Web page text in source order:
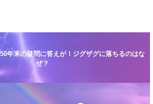
年来の疑問に答えが！ジグザグに落ちるのはな
ぜ？